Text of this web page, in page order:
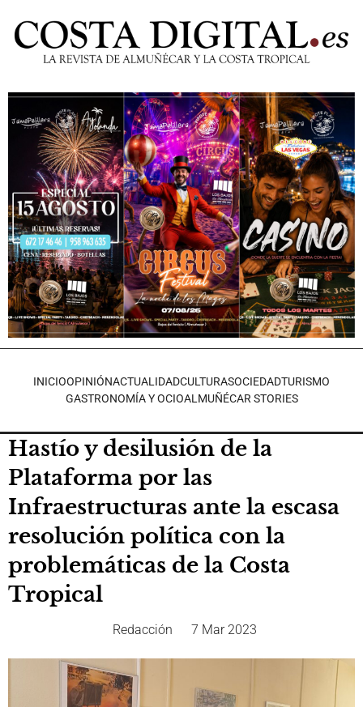
INICIOOPINIÓNACTUALIDADCULTURASOCIEDADTURISMO
GASTRONOMÍA Y OCIOALMUÑÉCAR STORIES
Hastío y desilusión de la
Plataforma por las
Infraestructuras ante la escasa
resolución política con la
problemáticas de la Costa
Tropical
Redacción 7 Mar 2023